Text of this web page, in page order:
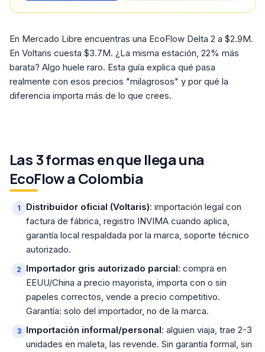
En Mercado Libre encuentras una EcoFlow Delta 2 a $2.9M.
En Voltaris cuesta $3.7M. ¿La misma estación, 22% más
barata? Algo huele raro. Esta guía explica qué pasa
realmente con esos precios "milagrosos" y por qué la
diferencia importa más de lo que crees.
Las 3 formas en que llega una
EcoFlow a Colombia
Distribuidor oficial (Voltaris): importación legal con
factura de fábrica, registro INVIMA cuando aplica,
garantía local respaldada por la marca, soporte técnico
autorizado.
Importador gris autorizado parcial: compra en
EEUU/China a precio mayorista, importa con o sin
papeles correctos, vende a precio competitivo.
Garantía: solo del importador, no de la marca.
Importación informal/personal: alguien viaja, trae 2-3
unidades en maleta, las revende. Sin garantía formal, sin